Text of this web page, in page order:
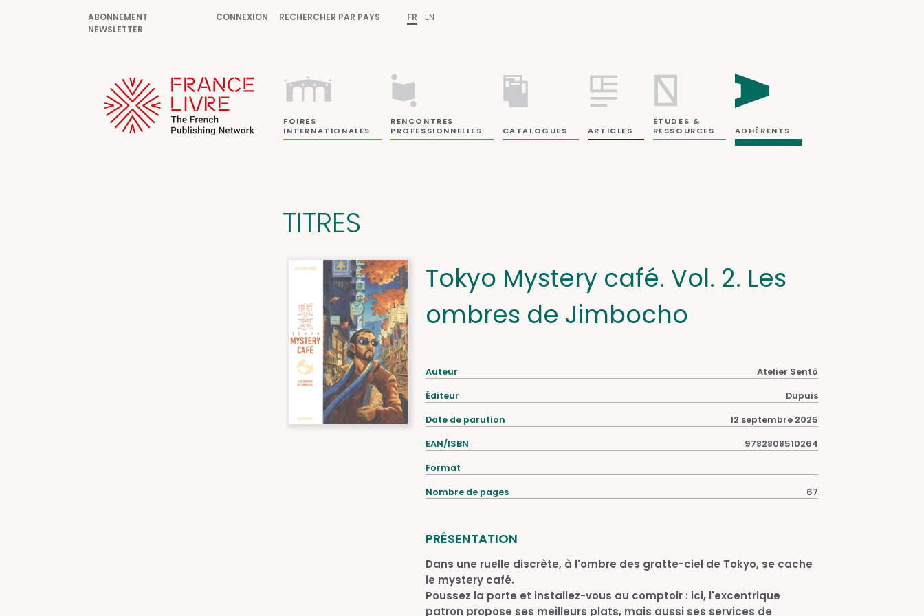
ABONNEMENT
NEWSLETTER
CONNEXION RECHERCHER PAR PAYS FR EN
FOIRES
INTERNATIONALES
RENCONTRES
PROFESSIONNELLES
CATALOGUES ARTICLES
ÉTUDES &
RESSOURCES
ADHÉRENTS
TITRES
Tokyo Mystery café. Vol. 2. Les
ombres de Jimbocho
Auteur Atelier Sentô
Éditeur Dupuis
Date de parution 12 septembre 2025
EAN/ISBN 9782808510264
Format
Nombre de pages 67
PRÉSENTATION
Dans une ruelle discrète, à l'ombre des gratte-ciel de Tokyo, se cache
le mystery café.
Poussez la porte et installez-vous au comptoir : ici, l'excentrique
patron propose ses meilleurs plats, mais aussi ses services de